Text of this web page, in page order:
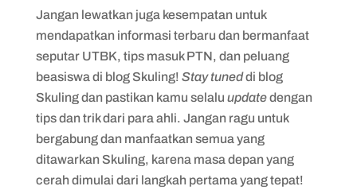
Jangan lewatkan juga kesempatan untuk
mendapatkan informasi terbaru dan bermanfaat
seputar UTBK, tips masuk PTN, dan peluang
beasiswa di blog Skuling! Stay tuneddi blog
Skuling dan pastikan kamu selalu updatedengan
tips dan trik dari para ahli. Jangan ragu untuk
bergabung dan manfaatkan semua yang
ditawarkan Skuling, karena masa depan yang
cerah dimulai dari langkah pertama yang tepat!